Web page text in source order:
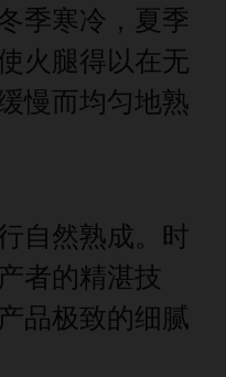
季寒冷，夏季
火腿得以在无
慢而均匀地熟
自然熟成。时
者的精湛技
品极致的细腻